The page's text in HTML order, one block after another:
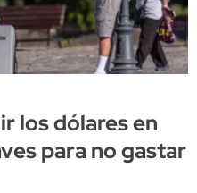
los dólares en
para no gastar